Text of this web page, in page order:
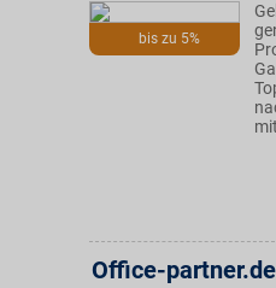
bis zu 5%
Office-partner.de